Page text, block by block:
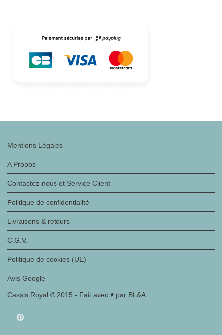
Mentions Légales
A Propos
Contactez-nous et Service Client
Politique de confidentialité
Livraisons & retours
C.G.V.
Politique de cookies (UE)
Avis Google
Cassis Royal © 2015 - Fait avec ♥ par BL&A